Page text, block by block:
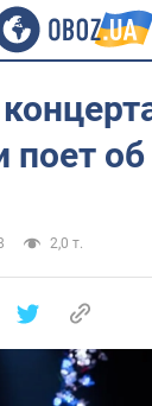
поет
2,0 т.